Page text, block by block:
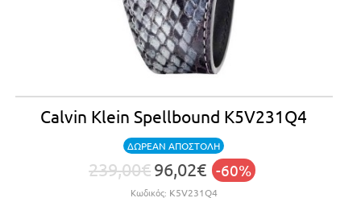
Calvin Klein Spellbound K5V231Q4
ΔΩΡΕΑΝ ΑΠΟΣΤΟΛΗ
239,00€96,02€ -60%
Κωδικός: K5V231Q4